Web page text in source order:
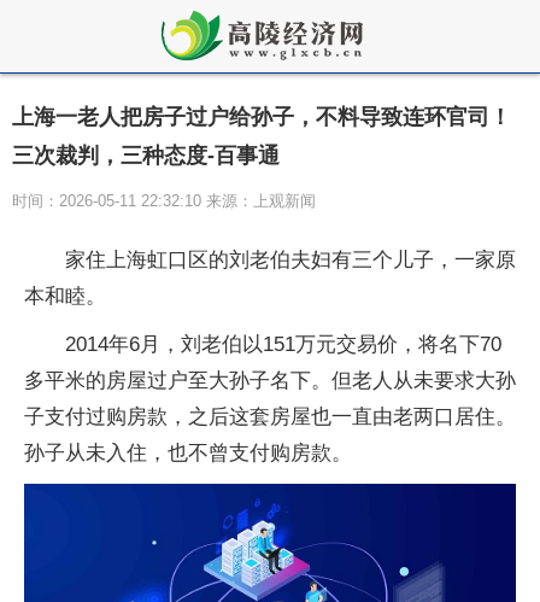
上海一老人把房子过户给孙子，不料导致连环官司！
三次裁判，三种态度-百事通
时间：2026-05-11 22:32:10 来源：上观新闻
家住上海虹口区的刘老伯夫妇有三个儿子，一家原
本和睦。
2014年6月，刘老伯以151万元交易价，将名下70
多平米的房屋过户至大孙子名下。但老人从未要求大孙
子支付过购房款，之后这套房屋也一直由老两口居住。
孙子从未入住，也不曾支付购房款。